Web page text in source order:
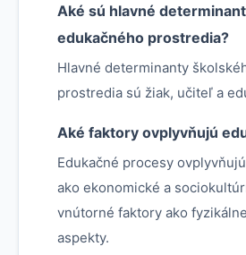
Aké sú hlavné
edukačného prostredia?
Hlavné determinanty
prostredia sú žiak, učiteľ a
Aké faktory ovplyvňujú
Edukačné procesy
ako ekonomické a
vnútorné faktory ako
aspekty.